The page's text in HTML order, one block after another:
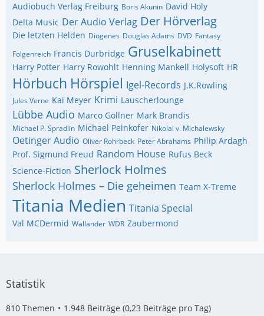
Audiobuch Verlag Freiburg Boris Akunin David Holy
Delta Music Der Audio Verlag Der Hörverlag
Die letzten Helden Diogenes Douglas Adams DVD Fantasy
Folgenreich Francis Durbridge Gruselkabinett
Harry Potter Harry Rowohlt Henning Mankell Holysoft HR
Hörbuch Hörspiel Igel-Records J.K.Rowling
Jules Verne Kai Meyer Krimi Lauscherlounge
Lübbe Audio Marco Göllner Mark Brandis
Michael P. Spradlin Michael Peinkofer Nikolai v. Michalewsky
Oetinger Audio Oliver Rohrbeck Peter Abrahams Philip Ardagh
Prof. Sigmund Freud Random House Rufus Beck
Science-Fiction Sherlock Holmes
Sherlock Holmes – Die geheimen Team X-Treme
Titania Medien Titania Special
Val MCDermid Wallander WDR Zaubermond
Statistik
810 Themen 1.948 Beiträge (0,23 Beiträge pro Tag)